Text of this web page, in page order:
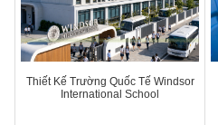
Thiết Kế Trường Quốc Tế Windsor
International School